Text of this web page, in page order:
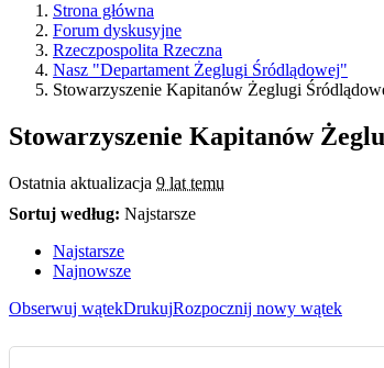
Strona główna
Forum dyskusyjne
Rzeczpospolita Rzeczna
Nasz "Departament Żeglugi Śródlądowej"
Stowarzyszenie Kapitanów Żeglugi
Stowarzyszenie Kapitanów
Ostatnia aktualizacja 9 lat temu
Sortuj według: Najstarsze
Najstarsze
Najnowsze
Obserwuj wątekDrukujRozpocznij nowy wątek